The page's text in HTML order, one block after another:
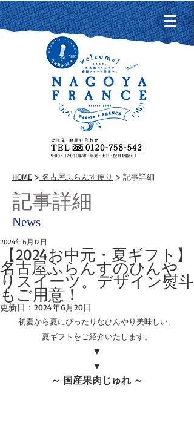
HOME > 名古屋ふらんす便り > 記事詳細
記事詳細
News
【2024お中元・夏ギフト】
名古屋ふらんすのひんや
りスイーツ。デザイン熨斗
もご用意！
2024年6月12日
更新日： 2024年6月20日
初夏から夏にぴったりなひんやり美味しい、
夏ギフトをご紹介いたします。
▼
▼
～ 国産果肉じゅれ ～